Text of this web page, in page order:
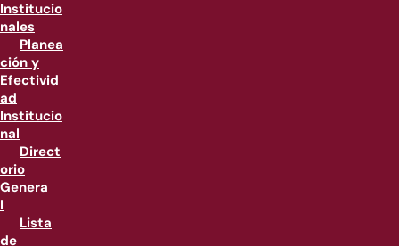
Institucio
nales
Planea
ción y
Efectivid
ad
Institucio
nal
Direct
orio
Genera
l
Lista
de